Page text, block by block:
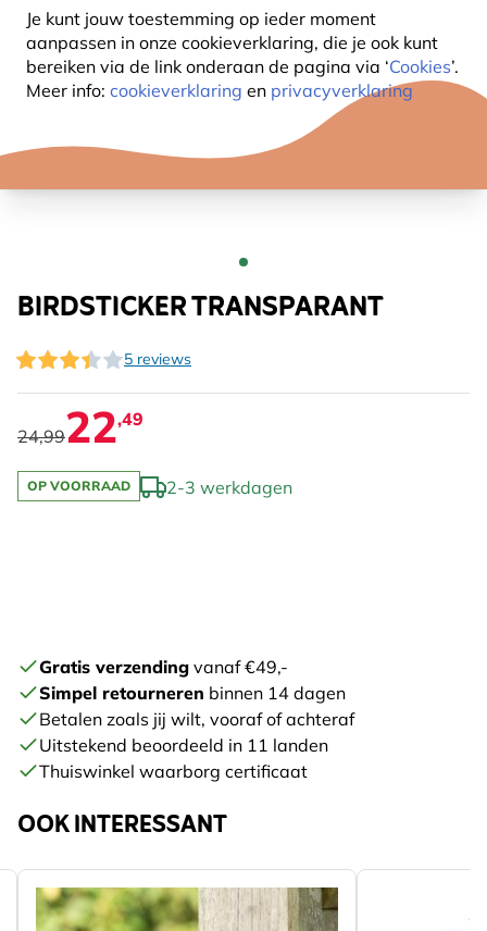
Je kunt jouw toestemming op ieder moment
aanpassen in onze cookieverklaring, die je ook kunt
bereiken via de link onderaan de pagina via ‘Cookies’.
Meer info: cookieverklaring en privacyverklaring
BIRDSTICKER TRANSPARANT
5 reviews
24,9922,49
OP VOORRAAD 2-3 werkdagen
Gratis verzending vanaf €49,-
Simpel retourneren binnen 14 dagen
Betalen zoals jij wilt, vooraf of achteraf
Uitstekend beoordeeld in 11 landen
Thuiswinkel waarborg certificaat
OOK INTERESSANT